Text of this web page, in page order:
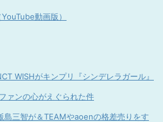
動画版）
WISHがキンプリ『シンデレラガール』
ァンの心がえぐられた件
島三智が＆TEAMやaoenの格差売りをす